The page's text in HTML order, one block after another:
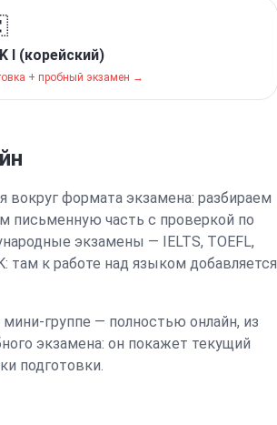
I (корейский)
+ пробный экзамен →
вокруг формата экзамена: разбираем
письменную часть с проверкой по
экзамены — IELTS, TOEFL,
: там к работе над языком добавляется
группе — полностью онлайн, из
экзамена: он покажет текущий
подготовки.